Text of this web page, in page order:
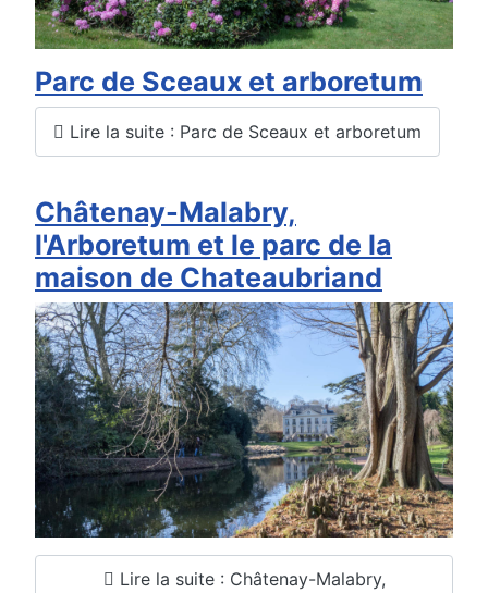
Parc de Sceaux et arboretum
Lire la suite : Parc de Sceaux et arboretum
Châtenay-Malabry,
l'Arboretum et le parc de la
maison de Chateaubriand
Lire la suite : Châtenay-Malabry,